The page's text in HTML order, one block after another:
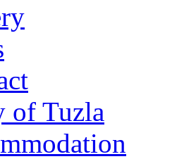
of Tuzla